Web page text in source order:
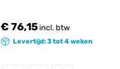
€ 76,15incl. btw
Levertijd: 3 tot 4 weken